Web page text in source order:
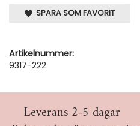
SPARA SOM FAVORIT
Artikelnummer:
9317-222
Leverans 2-5 dagar